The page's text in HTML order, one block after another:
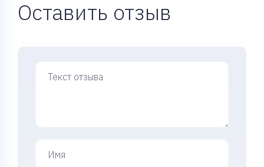
Оставить отзыв